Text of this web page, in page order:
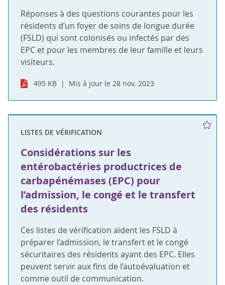
Réponses à des questions courantes pour les
résidents d’un foyer de soins de longue durée
(FSLD) qui sont colonisés ou infectés par des
EPC et pour les membres de leur famille et leurs
visiteurs.
495 KB Mis à jour le 28 nov. 2023
LISTES DE VÉRIFICATION
Considérations sur les
entérobactéries productrices de
carbapénémases (EPC) pour
l’admission, le congé et le transfert
des résidents
Ces listes de vérification aident les FSLD à
préparer l’admission, le transfert et le congé
sécuritaires des résidents ayant des EPC. Elles
peuvent servir aux fins de l’autoévaluation et
comme outil de communication.